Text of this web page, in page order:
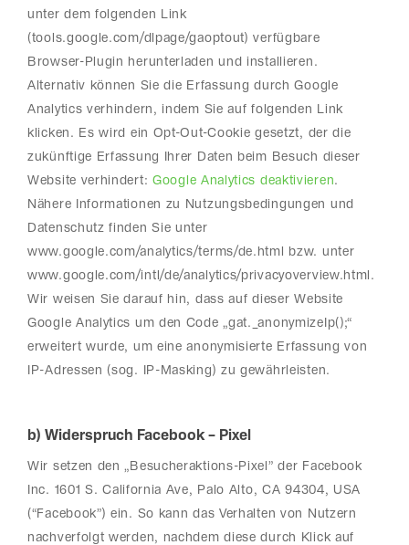
unter dem folgenden Link
(tools.google.com/dlpage/gaoptout) verfügbare
Browser-Plugin herunterladen und installieren.
Alternativ können Sie die Erfassung durch Google
Analytics verhindern, indem Sie auf folgenden Link
klicken. Es wird ein Opt-Out-Cookie gesetzt, der die
zukünftige Erfassung Ihrer Daten beim Besuch dieser
Website verhindert: Google Analytics deaktivieren.
Nähere Informationen zu Nutzungsbedingungen und
Datenschutz finden Sie unter
www.google.com/analytics/terms/de.html bzw. unter
www.google.com/intl/de/analytics/privacyoverview.html.
Wir weisen Sie darauf hin, dass auf dieser Website
Google Analytics um den Code „gat._anonymizeIp();“
erweitert wurde, um eine anonymisierte Erfassung von
IP-Adressen (sog. IP-Masking) zu gewährleisten.
b) Widerspruch Facebook – Pixel
Wir setzen den „Besucheraktions-Pixel” der Facebook
Inc. 1601 S. California Ave, Palo Alto, CA 94304, USA
(“Facebook”) ein. So kann das Verhalten von Nutzern
nachverfolgt werden, nachdem diese durch Klick auf